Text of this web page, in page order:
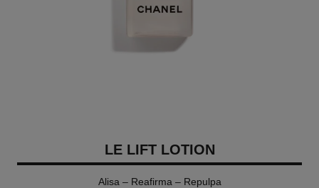
LE LIFT LOTION
Alisa – Reafirma – Repulpa